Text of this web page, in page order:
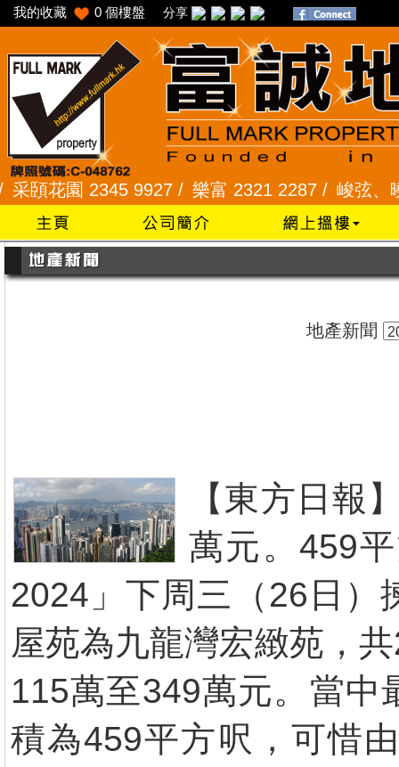
我的收藏 0 個樓盤 分享
園 2345 9927 /樂富 2321 2287 /峻弦、曉暉
地產新聞
【東方日報
萬元。459
2024」下周三（26日）
屋苑為九龍灣宏緻苑，
115萬至349萬元。當中
積為459平方呎，可惜